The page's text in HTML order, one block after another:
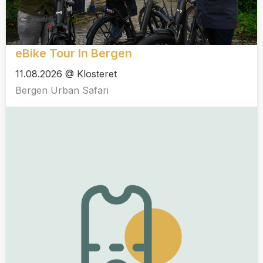
eBike Tour In Bergen
11.08.2026 @ Klosteret
Bergen Urban Safari